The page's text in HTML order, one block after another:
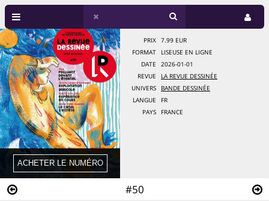
#50
PRIX
7.99 EUR
FORMAT
LISEUSE EN LIGNE
DATE
2026-01-01
REVUE
LA REVUE DESSINÉE
UNIVERS
BANDE DESSINÉE
LANGUE
FR
PAYS
FRANCE